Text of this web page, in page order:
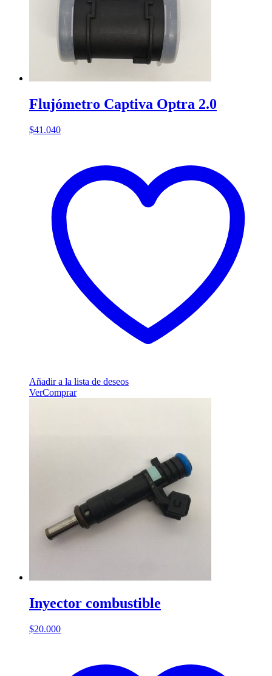
Flujómetro Captiva Optra 2.0
$41.040
Añadir a la lista de deseos
VerComprar
Inyector combustible
$20.000